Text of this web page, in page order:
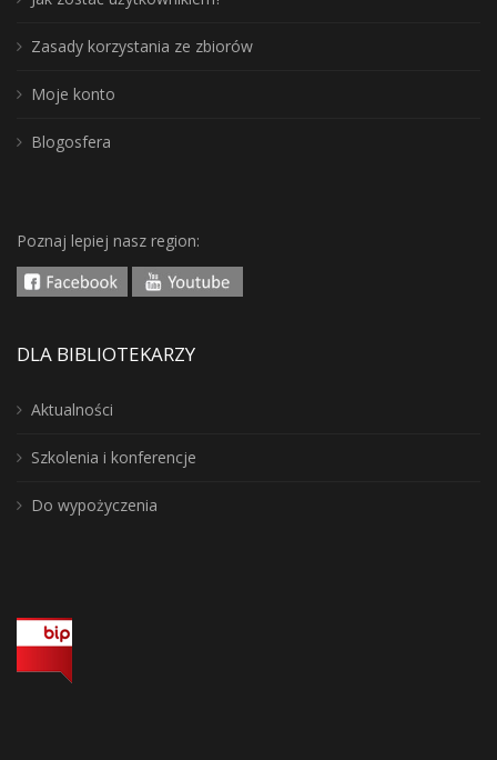
Zasady korzystania ze zbiorów
Moje konto
Blogosfera
Poznaj lepiej nasz region:
DLA BIBLIOTEKARZY
Aktualności
Szkolenia i konferencje
Do wypożyczenia